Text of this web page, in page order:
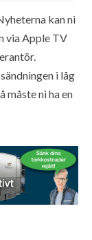
kan ni
via Apple TV
i låg
måste ni ha en